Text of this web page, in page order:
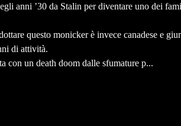
anni ’30 da Stalin per diventare uno dei
questo monicker è invece canadese e
di attività.
con un death doom dalle sfumature p...